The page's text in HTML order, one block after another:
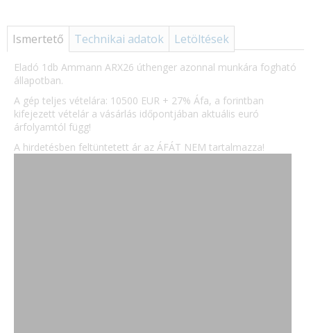
Ismertető Technikai adatok Letöltések
Eladó 1db Ammann ARX26 úthenger azonnal munkára fogható
állapotban.
A gép teljes vételára: 10500 EUR + 27% Áfa, a forintban
kifejezett vételár a vásárlás időpontjában aktuális euró
árfolyamtól függ!
A hirdetésben feltüntetett ár az ÁFÁT NEM tartalmazza!